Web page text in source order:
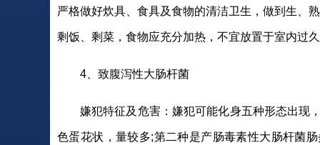
严格做好炊具、食具及食物的清洁卫生，做到生、
剩饭、剩菜，食物应充分加热，不宜放置于室内过
4、致腹泻性大肠杆菌
嫌犯特征及危害：嫌犯可能化身五种形态出现
色蛋花状，量较多;第二种是产肠毒素性大肠杆菌